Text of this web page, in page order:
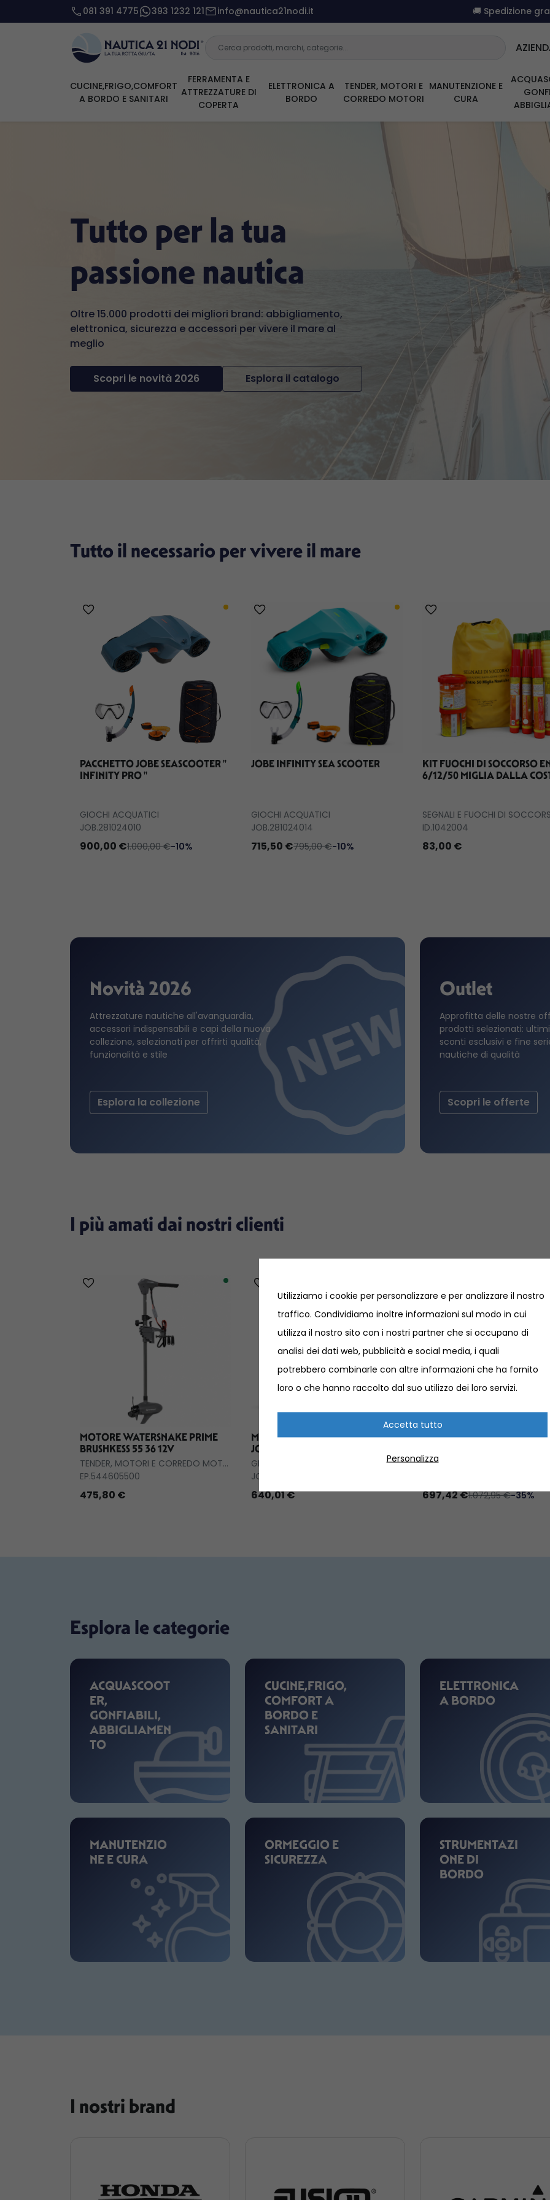
081 391 4775 393 1232 121 info@nautica21nodi.it 🚚 Spedizione
CUCINE,FRIGO,COMFORT
A BORDO E SANITARI
FERRAMENTA E
ATTREZZATURE DI
COPERTA
ELETTRONICA A
BORDO
TENDER, MOTORI E
CORREDO MOTORI
MANUTENZIONE E
CURA
Tutto per la tua
passione nautica
Oltre 15.000 prodotti dei migliori brand: abbigliamento,
elettronica, sicurezza e accessori per vivere il mare al
meglio
Scopri le novità 2026 Esplora il catalogo
Tutto il necessario per vivere il mare
PACCHETTO JOBE SEASCOOTER ''
INFINITY PRO ''
GIOCHI ACQUATICI
JOB.281024010
900,00 €1.000,00 €-10%
JOBE INFINITY SEA SCOOTER
GIOCHI ACQUATICI
JOB.281024014
715,50 €795,00 €-10%
KIT FUOCHI DI SOCCORSO
6/12/50 MIGLIA DALLA
SEGNALI E FUOCHI DI
ID.1042004
83,00 €
Novità 2026
Attrezzature nautiche all'avanguardia,
accessori indispensabili e capi della nuova
collezione, selezionati per offrirti qualità,
funzionalità e stile
Esplora la collezione
Outlet
Approfitta delle nostre
prodotti selezionati:
sconti esclusivi e fine
nautiche di qualità
Scopri le offerte
I più amati dai nostri clienti
MOTORE WATERSNAKE PRIME
BRUSHKESS 55 36 12V
TENDER, MOTORI E CORREDO MOTORI
EP.544605500
475,80 €
MOTORE ELETTRICO PER SUP
JOBE FLOW E-FIN
GIOCHI ACQUATICI
JOB.637126002
640,01 €
TENDER ARIMAR 210
TENDER GONFIABILI
697,42 €1.072,95 €-35%
Esplora le categorie
ACQUASCOOT
ER,
GONFIABILI,
ABBIGLIAMEN
TO
CUCINE,FRIGO,
COMFORT A
BORDO E
SANITARI
ELETTRONICA
A BORDO
MANUTENZIO
NE E CURA
ORMEGGIO E
SICUREZZA
STRUMENTAZI
ONE DI
BORDO
I nostri brand
Utilizziamo i cookie per personalizzare e per analizzare il nostro
traffico. Condividiamo inoltre informazioni sul modo in cui
utilizza il nostro sito con i nostri partner che si occupano di
analisi dei dati web, pubblicità e social media, i quali
potrebbero combinarle con altre informazioni che ha fornito
loro o che hanno raccolto dal suo utilizzo dei loro servizi.
Personalizza
Accetta tutto